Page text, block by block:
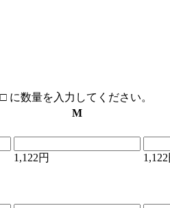
に数量を入力してください。
M
1,122円